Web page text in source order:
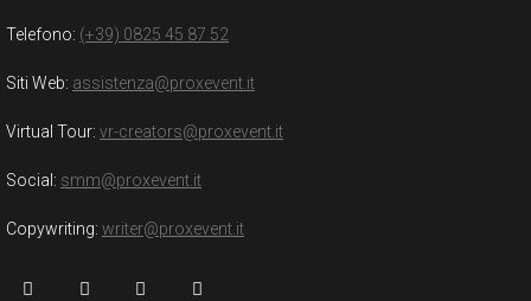
Telefono: (+39) 0825 45 87 52
Siti Web: assistenza@proxevent.it
Virtual Tour: vr-creators@proxevent.it
Social: smm@proxevent.it
Copywriting: writer@proxevent.it